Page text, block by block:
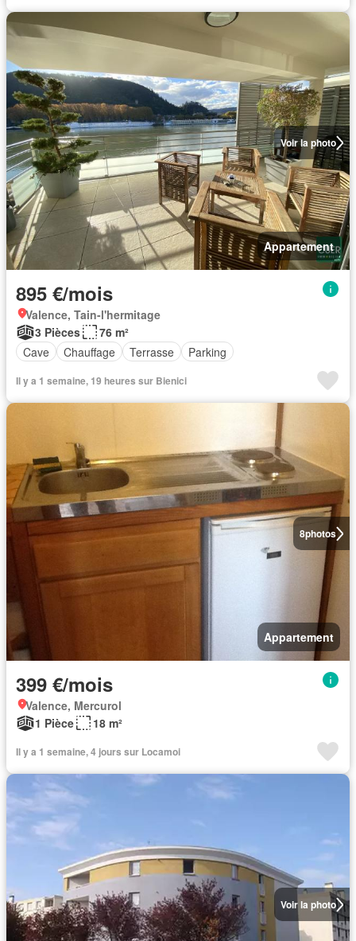
Voir la photo
Appartement
895 €/mois
Valence, Tain-l'hermitage
3 Pièces
76 m²
Cave
Chauffage Terrasse Parking
Il y a 1 semaine, 19 heures sur Bienici
8photos
Appartement
399 €/mois
Valence, Mercurol
1 Pièce
18 m²
Il y a 1 semaine, 4 jours sur Locamoi
Voir la photo